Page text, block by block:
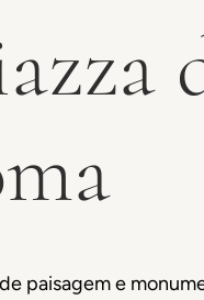
paisagem e